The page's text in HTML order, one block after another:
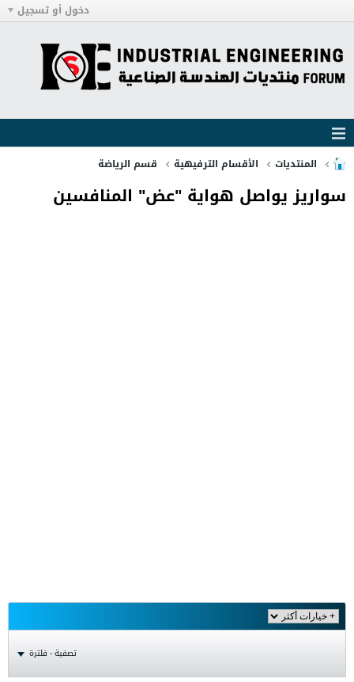
دخول أو تسجيل
المنتديات الأقسام الترفيهية قسم الرياضة
سواريز يواصل هواية "عض" المنافسين
تصفية - فلترة